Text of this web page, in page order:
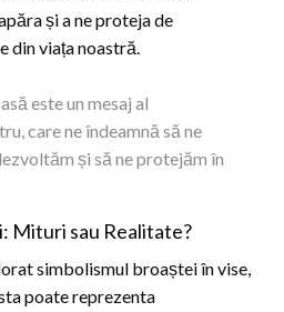
și a ne proteja de
din viața noastră.
este un mesaj al
care ne îndeamnă să ne
și să ne protejăm în
Mituri sau Realitate?
simbolismul broaștei în vise,
poate reprezenta